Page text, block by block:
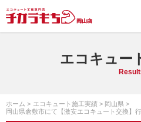
エコキュー
ホーム エコキュート施工実績
岡山県
岡山県倉敷市にて【激安エコキュート交換】